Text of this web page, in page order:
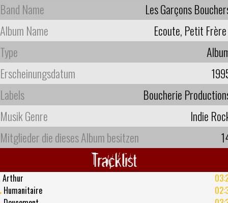
Band Name
Les Garçons
Album Name
Ecoute, Petit
Type
Erscheinungsdatum
Labels
Boucherie
Musik Genre
Indie
Mitglieder die dieses Album besitzen
Tracklist
Arthur
Humanitaire